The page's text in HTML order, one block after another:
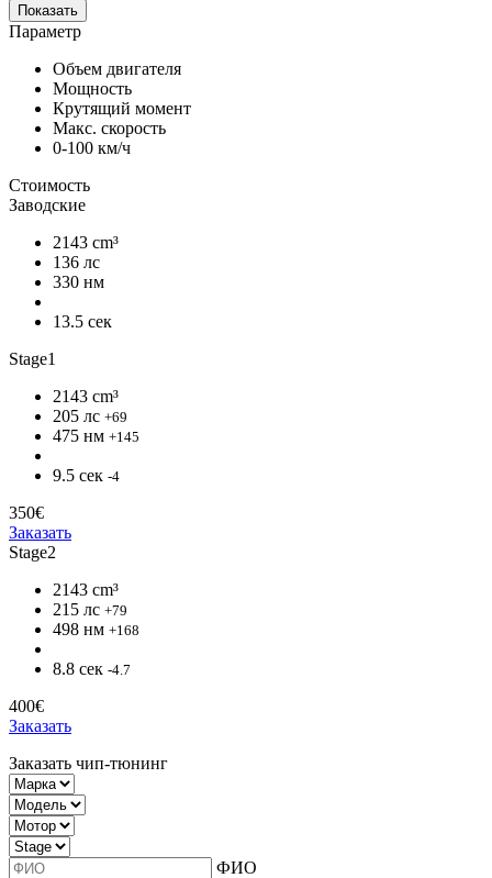
Показать
Параметр
Объем двигателя
Мощность
Крутящий момент
Макс. скорость
0-100 км/ч
Стоимость
Заводские
2143 cm³
136 лс
330 нм
13.5 сек
Stage1
2143 cm³
205 лс +69
475 нм +145
9.5 сек -4
350€
Заказать
Stage2
2143 cm³
215 лс +79
498 нм +168
8.8 сек -4.7
400€
Заказать
Заказать чип-тюнинг
ФИО